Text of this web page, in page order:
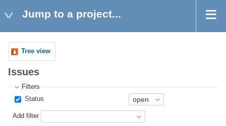
Jump to a project...
Tree view
Issues
Filters
Status
Add filter